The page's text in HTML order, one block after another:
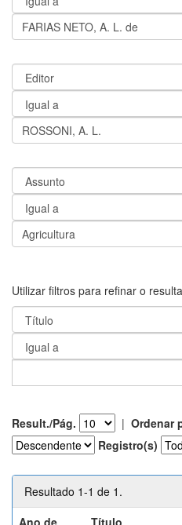
Utilizar filtros para refinar o
Result./Pág. | Ordenar
Registro(s)
Resultado 1-1 de 1.
Ano de
Título